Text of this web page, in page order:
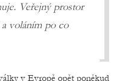
Veřejný prostor
voláním po co
v Evropě opět poněkud